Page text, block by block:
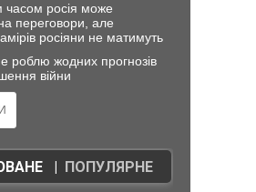
росія може
переговори, але
росіяни не матимуть
роблю жодних прогнозів
війни
| ПОПУЛЯРНЕ